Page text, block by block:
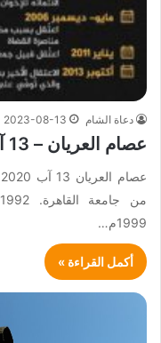
دعاة الشام 2023-08-13
عصام العريان – 13 آب 2020
1999م…
أكمل القراءة »